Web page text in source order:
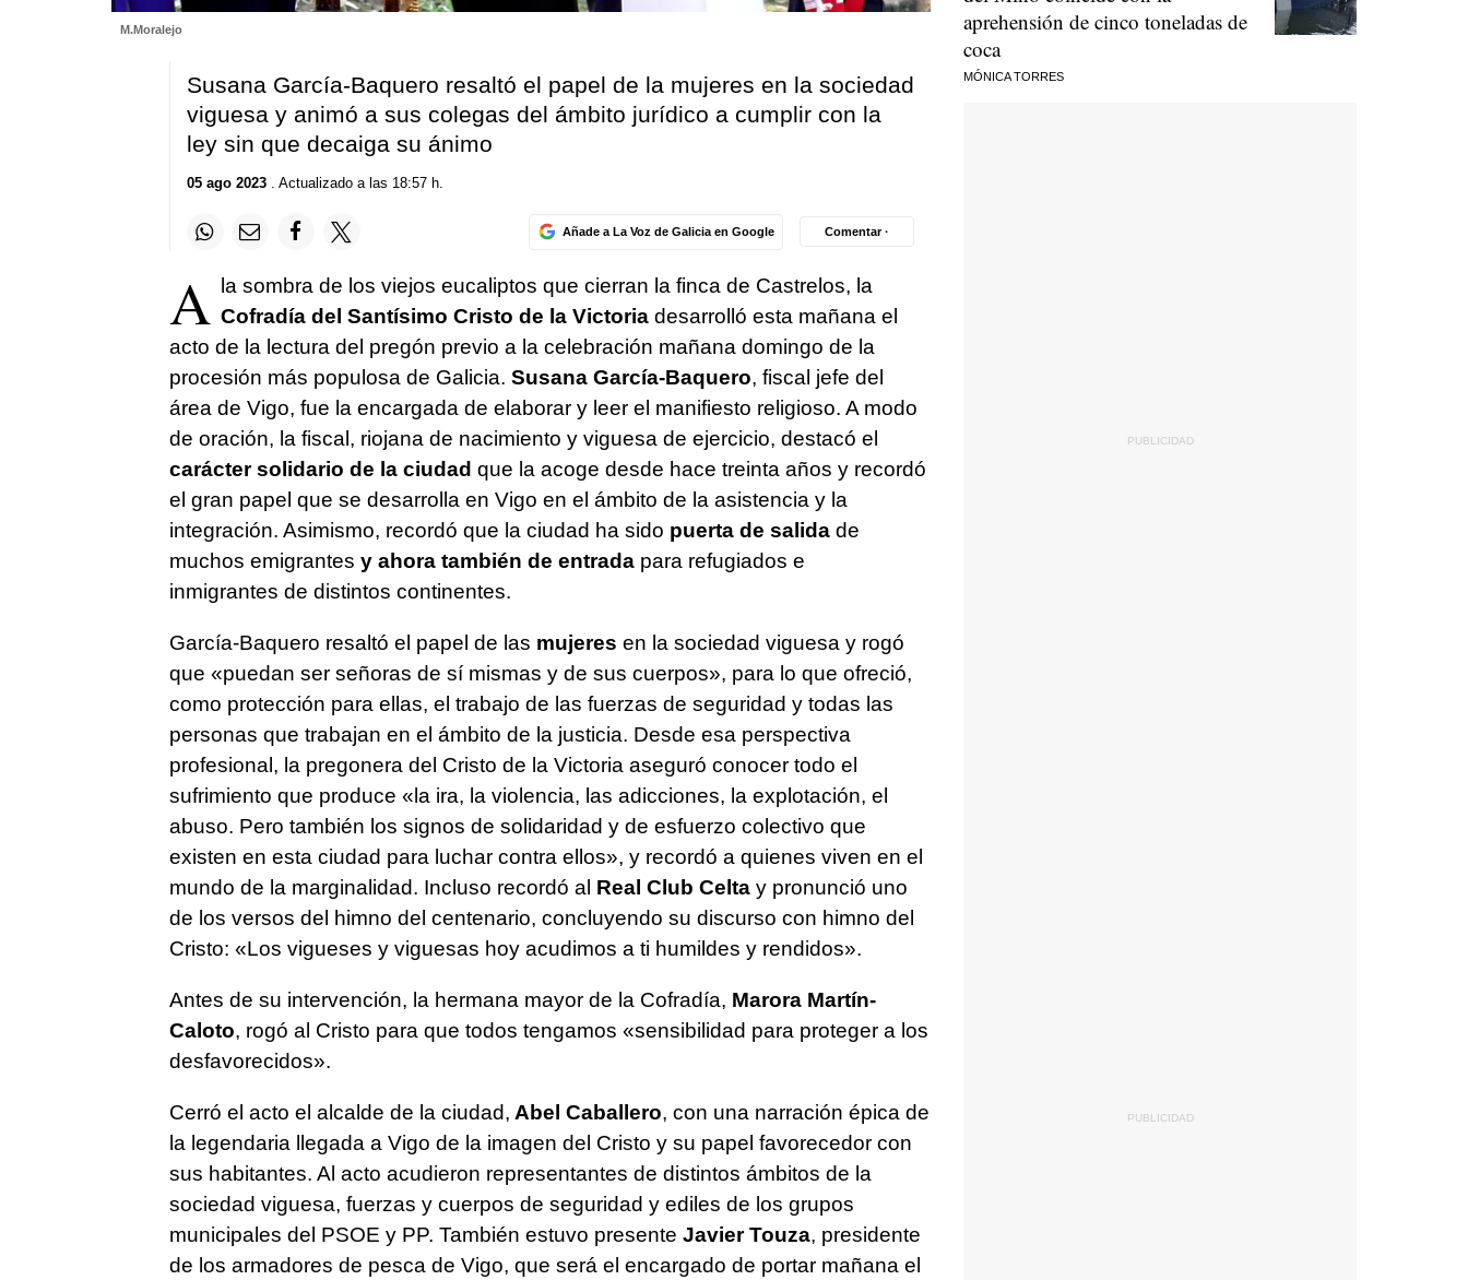
M.Moralejo
Susana García-Baquero resaltó el papel de la mujeres en la sociedad
viguesa y animó a sus colegas del ámbito jurídico a cumplir con la
ley sin que decaiga su ánimo
05 ago 2023. Actualizado a las 18:57 h.
Añade a La Voz de Galicia en Google Comentar ·
A
la sombra de los viejos eucaliptos que cierran la finca de Castrelos, la
Cofradía del Santísimo Cristo de la Victoriadesarrolló esta mañana el
acto de la lectura del pregón previo a la celebración mañana domingo de la
procesión más populosa de Galicia. Susana García-Baquero, fiscal jefe del
área de Vigo, fue la encargada de elaborar y leer el manifiesto religioso. A modo
de oración, la fiscal, riojana de nacimiento y viguesa de ejercicio, destacó el
carácter solidario de la ciudad que la acoge desde hace treinta años y recordó
el gran papel que se desarrolla en Vigo en el ámbito de la asistencia y la
integración. Asimismo, recordó que la ciudad ha sido puerta de salidade
muchos emigrantes y ahora también de entradapara refugiados e
inmigrantes de distintos continentes.
García-Baquero resaltó el papel de las mujeres en la sociedad viguesa y rogó
que «puedan ser señoras de sí mismas y de sus cuerpos», para lo que ofreció,
como protección para ellas, el trabajo de las fuerzas de seguridad y todas las
personas que trabajan en el ámbito de la justicia. Desde esa perspectiva
profesional, la pregonera del Cristo de la Victoria aseguró conocer todo el
sufrimiento que produce «la ira, la violencia, las adicciones, la explotación, el
abuso. Pero también los signos de solidaridad y de esfuerzo colectivo que
existen en esta ciudad para luchar contra ellos», y recordó a quienes viven en el
mundo de la marginalidad. Incluso recordó al Real Club Celtay pronunció uno
de los versos del himno del centenario, concluyendo su discurso con himno del
Cristo: «Los vigueses y viguesas hoy acudimos a ti humildes y rendidos».
Antes de su intervención, la hermana mayor de la Cofradía, Marora Martín-
Caloto, rogó al Cristo para que todos tengamos «sensibilidad para proteger a los
desfavorecidos».
Cerró el acto el alcalde de la ciudad, Abel Caballero, con una narración épica de
la legendaria llegada a Vigo de la imagen del Cristo y su papel favorecedor con
sus habitantes. Al acto acudieron representantes de distintos ámbitos de la
sociedad viguesa, fuerzas y cuerpos de seguridad y ediles de los grupos
municipales del PSOE y PP. También estuvo presente Javier Touza, presidente
de los armadores de pesca de Vigo, que será el encargado de portar mañana el
aprehensión de cinco toneladas de
coca
MÓNICA TORRES